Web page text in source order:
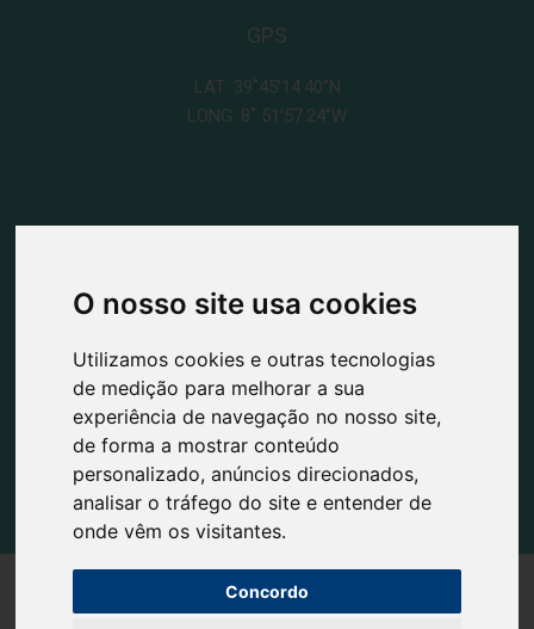
O nosso site usa cookies
Utilizamos cookies e outras tecnologias
de medição para melhorar a sua
experiência de navegação no nosso site,
de forma a mostrar conteúdo
personalizado, anúncios direcionados,
analisar o tráfego do site e entender de
onde vêm os visitantes.
Concordo
GPS
LAT: 39˚45’14.40”N
LONG: 8˚ 51’57.24”W
Carreira D'Água
2400-016 Leiria